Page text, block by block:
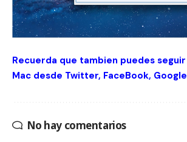
Recuerda que tambien puedes
Mac desde Twitter, FaceBook,
No hay comentarios